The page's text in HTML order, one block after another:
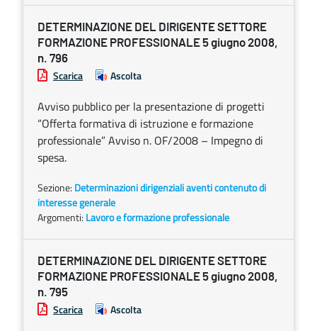
DETERMINAZIONE DEL DIRIGENTE SETTORE
FORMAZIONE PROFESSIONALE 5 giugno 2008,
n. 796
Scarica Ascolta
Avviso pubblico per la presentazione di progetti
“Offerta formativa di istruzione e formazione
professionale” Avviso n. OF/2008 – Impegno di
spesa.
Sezione: Determinazioni dirigenziali aventi contenuto di
interesse generale
Argomenti: Lavoro e formazione professionale
DETERMINAZIONE DEL DIRIGENTE SETTORE
FORMAZIONE PROFESSIONALE 5 giugno 2008,
n. 795
Scarica Ascolta